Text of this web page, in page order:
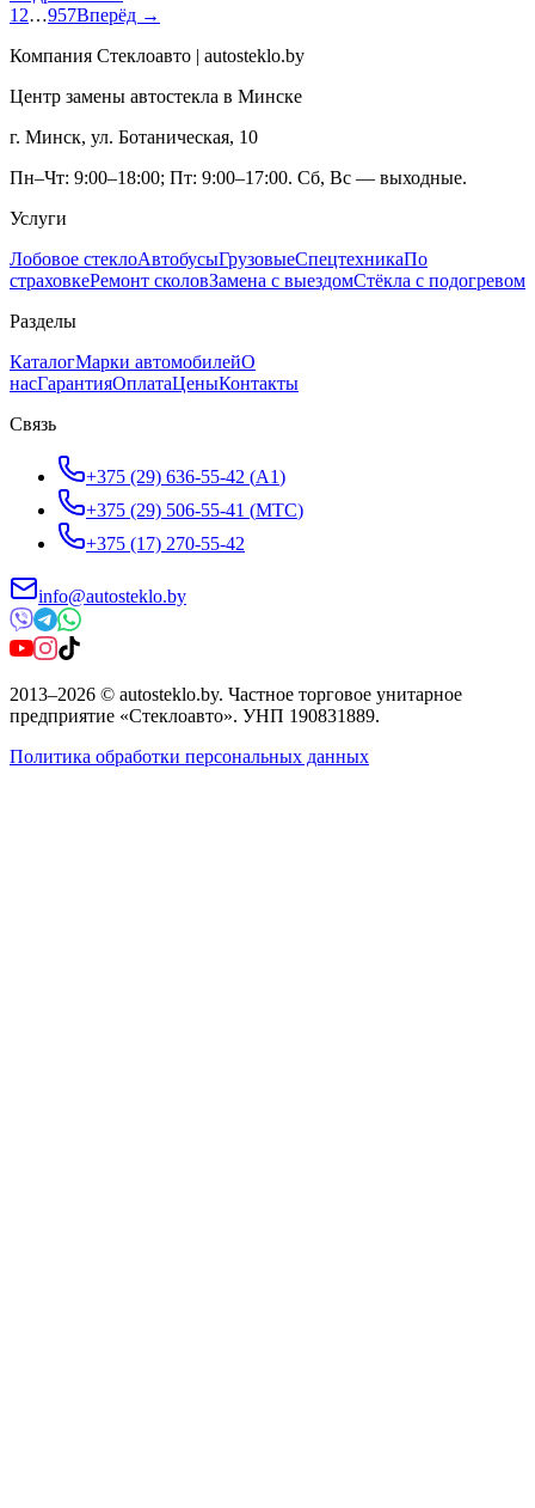
1 2…957Вперёд →
Компания Стеклоавто | autosteklo.by
Центр замены автостекла в Минске
г. Минск, ул. Ботаническая, 10
Пн–Чт: 9:00–18:00; Пт: 9:00–17:00. Сб, Вс — выходные.
Услуги
Лобовое стеклоАвтобусыГрузовыеСпецтехникаПо
страховкеРемонт сколовЗамена с выездомСтёкла с подогревом
Разделы
КаталогМарки автомобилейО
насГарантияОплатаЦеныКонтакты
Связь
+375 (29) 636-55-42 (A1)
+375 (29) 506-55-41 (МТС)
+375 (17) 270-55-42
info@autosteklo.by
2013–2026 © autosteklo.by. Частное торговое унитарное
предприятие «Стеклоавто». УНП 190831889.
Политика обработки персональных данных